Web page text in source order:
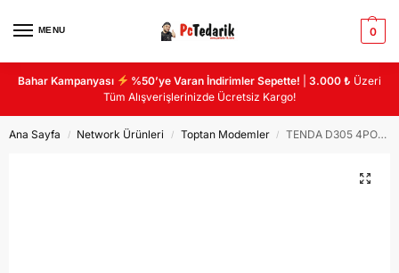
MENU 0
Bahar Kampanyası %50’ye Varan İndirimler Sepette! |3.000 ₺ Üzeri
Tüm Alışverişlerinizde Ücretsiz Kargo!
Ana Sayfa / Network Ürünleri / Toptan Modemler / TENDA D305 4PORT ADSL2+ 300Mbps MODEM/ROUTER